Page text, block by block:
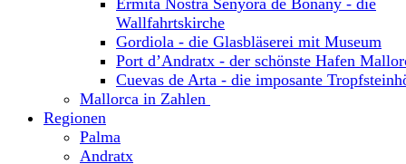
Ermita Nostra Senyora de Bonany - die
Wallfahrtskirche
Gordiola - die Glasbläserei mit Museum
Port d’Andratx - der schönste Hafen
Cuevas de Arta - die imposante
Mallorca in Zahlen
Regionen
Palma
Andratx